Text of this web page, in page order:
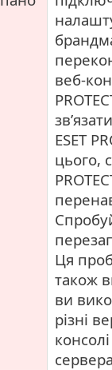
веб-
ESET
цього,
Ця
також
ви
різні
консолі